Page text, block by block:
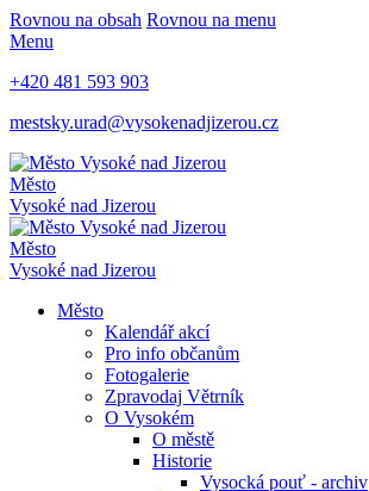
Rovnou na obsah Rovnou na menu
Menu
+420 481 593 903
mestsky.urad@vysokenadjizerou.cz
Město
Vysoké nad Jizerou
Město
Vysoké nad Jizerou
Město
Kalendář akcí
Pro info občanům
Fotogalerie
Zpravodaj Větrník
O Vysokém
O městě
Historie
Vysocká pouť - archiv